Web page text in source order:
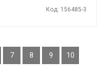
Код: 156485-3
7 8 9 10